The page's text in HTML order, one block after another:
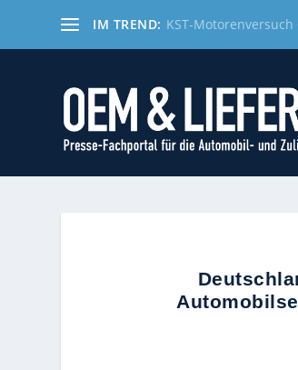
IM TREND: KST-Motorenversuch